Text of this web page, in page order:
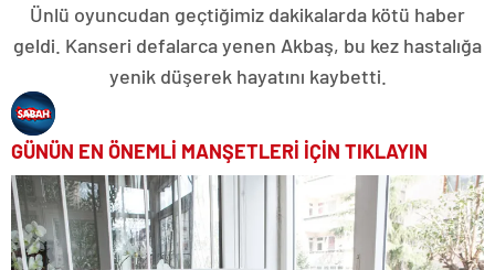
Ünlü oyuncudan geçtiğimiz dakikalarda kötü haber
geldi. Kanseri defalarca yenen Akbaş, bu kez hastalığa
yenik düşerek hayatını kaybetti.
GÜNÜN EN ÖNEMLİ MANŞETLERİ İÇİN TIKLAYIN